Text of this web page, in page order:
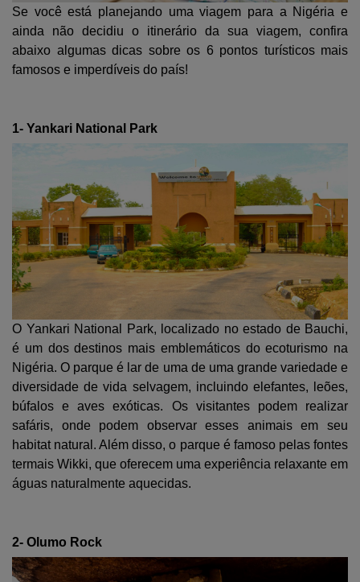
Se você está planejando uma viagem para a Nigéria e
ainda não decidiu o itinerário da sua viagem, confira
abaixo algumas dicas sobre os 6 pontos turísticos mais
famosos e imperdíveis do país!
1- Yankari National Park
O Yankari National Park, localizado no estado de Bauchi,
é um dos destinos mais emblemáticos do ecoturismo na
Nigéria. O parque é lar de uma de uma grande variedade e
diversidade de vida selvagem, incluindo elefantes, leões,
búfalos e aves exóticas. Os visitantes podem realizar
safáris, onde podem observar esses animais em seu
habitat natural. Além disso, o parque é famoso pelas fontes
termais Wikki, que oferecem uma experiência relaxante em
águas naturalmente aquecidas.
2- Olumo Rock